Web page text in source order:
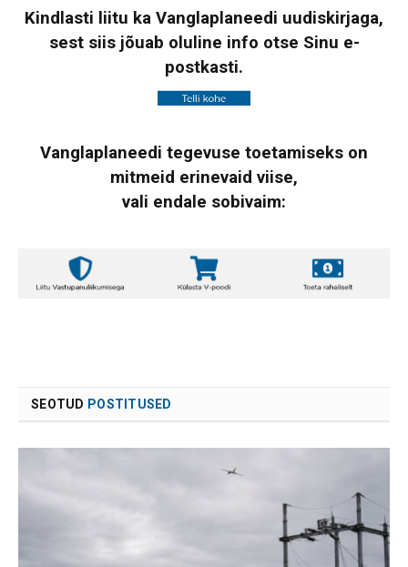
Kindlasti liitu ka Vanglaplaneedi uudiskirjaga,
sest siis jõuab oluline info otse Sinu e-
postkasti.
Vanglaplaneedi tegevuse toetamiseks on
mitmeid erinevaid viise,
vali endale sobivaim:
SEOTUD POSTITUSED